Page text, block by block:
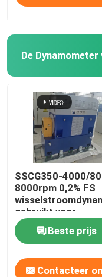
De
SSCG350-4000/
8000rpm 0,2% FS
gebruikt voor
hogesnelheidsmotor
van auto'sBeste prijs
Contacteer